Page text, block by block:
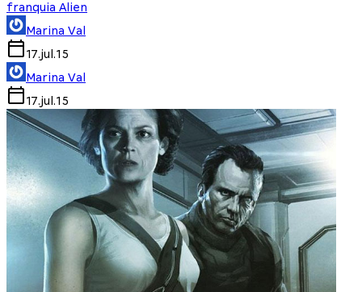
franquia Alien
Marina Val
17.jul.15
Marina Val
17.jul.15